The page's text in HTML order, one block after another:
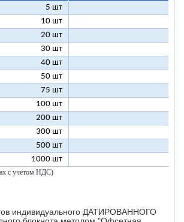
5 шт
10 шт
20 шт
30 шт
40 шт
50 шт
75 шт
100 шт
200 шт
300 шт
500 шт
1000 шт
с учетом НДС)
индивидуального ДАТИРОВАННОГО